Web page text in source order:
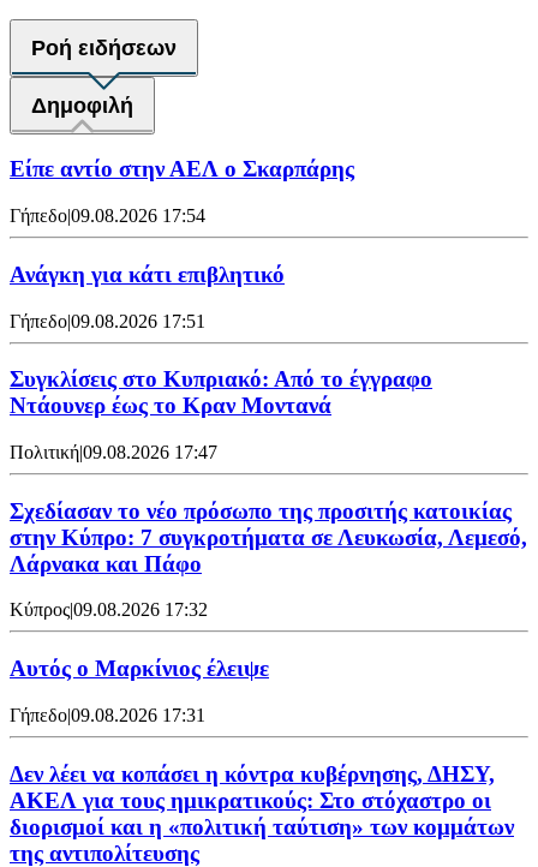
Ροή ειδήσεων
Δημοφιλή
Είπε αντίο στην ΑΕΛ ο Σκαρπάρης
Γήπεδο|09.08.2026 17:54
Ανάγκη για κάτι επιβλητικό
Γήπεδο|09.08.2026 17:51
Συγκλίσεις στο Κυπριακό: Από το έγγραφο
Ντάουνερ έως το Κραν Μοντανά
Πολιτική|09.08.2026 17:47
Σχεδίασαν το νέο πρόσωπο της προσιτής κατοικίας
στην Κύπρο: 7 συγκροτήματα σε Λευκωσία, Λεμεσό,
Λάρνακα και Πάφο
Κύπρος|09.08.2026 17:32
Αυτός ο Μαρκίνιος έλειψε
Γήπεδο|09.08.2026 17:31
Δεν λέει να κοπάσει η κόντρα κυβέρνησης, ΔΗΣΥ,
ΑΚΕΛ για τους ημικρατικούς: Στο στόχαστρο οι
διορισμοί και η «πολιτική ταύτιση» των κομμάτων
της αντιπολίτευσης